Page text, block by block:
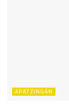
APATZINGÁN